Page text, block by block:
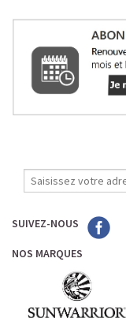
SUIVEZ-NOUS
NOS MARQUES